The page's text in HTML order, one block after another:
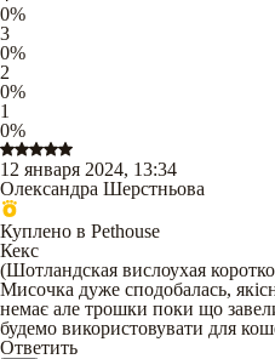
0%
3
0%
2
0%
1
0%
12 января 2024, 13:34
Олександра Шерстньова
Куплено в Pethouse
Кекс
(Шотландская вислоухая
Мисочка дуже сподобалась,
немає але трошки поки що
будемо використовувати для
Ответить